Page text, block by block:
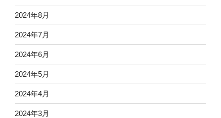
2024年8月
2024年7月
2024年6月
2024年5月
2024年4月
2024年3月